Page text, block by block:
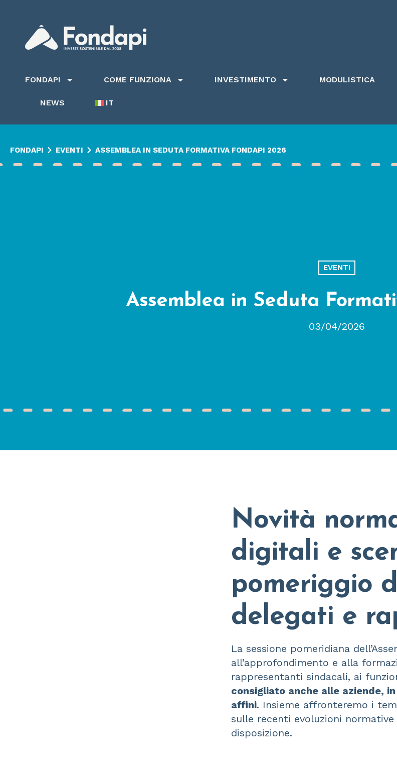
FONDAPI COME FUNZIONA INVESTIMENTO MODULISTICA
NEWS IT
FONDAPI EVENTI ASSEMBLEA IN SEDUTA FORMATIVA FONDAPI 2026
EVENTI
Assemblea in Seduta
03/04/2026
Novità
digitali e
pomeriggio
delegati e
La sessione pomeridiana
all’approfondimento e alla
rappresentanti sindacali, ai
consigliato anche alle aziende,
affini. Insieme affronteremo i
sulle recenti evoluzioni
disposizione.